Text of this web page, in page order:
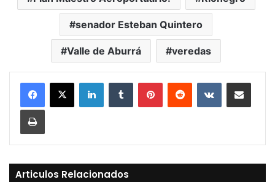
senador Esteban Quintero
Valle de Aburrá veredas
LinkedInTumblr PinterestReddit VKontakteCompartir vía Mail
Print
Articulos Relacionados